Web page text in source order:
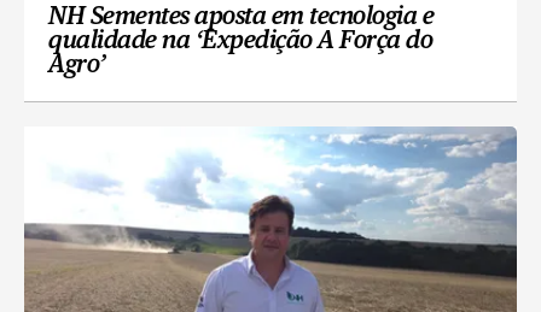
NH Sementes aposta em tecnologia e
qualidade na ‘Expedição A Força do
Agro’